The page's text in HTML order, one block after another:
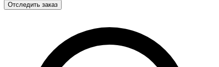
Отследить заказ